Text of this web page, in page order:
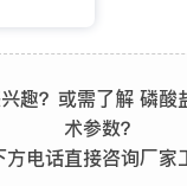
趣？或需了解 磷酸
术参数？
方电话直接咨询厂家